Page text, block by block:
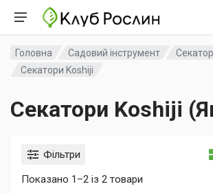
Головна Садовий інструмент
Секатори Koshiji
Секатори Koshiji
Фільтри
Показано 1–2 із 2 товари